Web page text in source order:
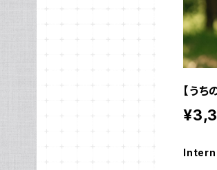
【う